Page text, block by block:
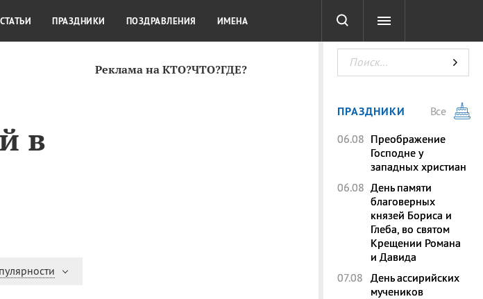
в
Реклама на КТО?ЧТО?ГДЕ?
КУЛЬТУРА КРАСОТА ТЕСТЫ
СТАТЬИ ПРАЗДНИКИ ПОЗДРАВЛЕНИЯ ИМЕНА
ПРАЗДНИКИ
Все
06.08 Преображение
Господне у
западных христиан
06.08 День памяти
благоверных
князей Бориса и
Глеба, во святом
Крещении Романа
и Давида
07.08 День ассирийских
мучеников